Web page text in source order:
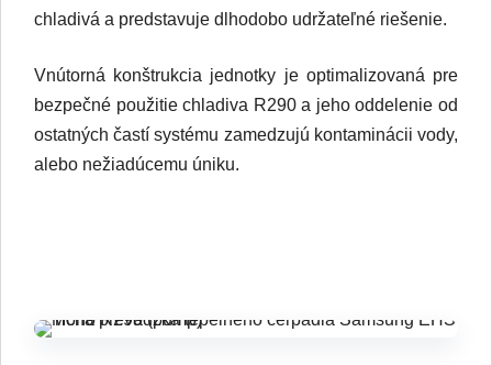
chladivá a predstavuje dlhodobo udržateľné riešenie.
Vnútorná konštrukcia jednotky je optimalizovaná pre
bezpečné použitie chladiva R290 a jeho oddelenie od
ostatných častí systému zamedzujú kontaminácii vody,
alebo nežiadúcemu úniku.